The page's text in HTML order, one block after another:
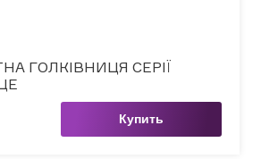
ГОЛКІВНИЦЯ СЕРІЇ
Купить